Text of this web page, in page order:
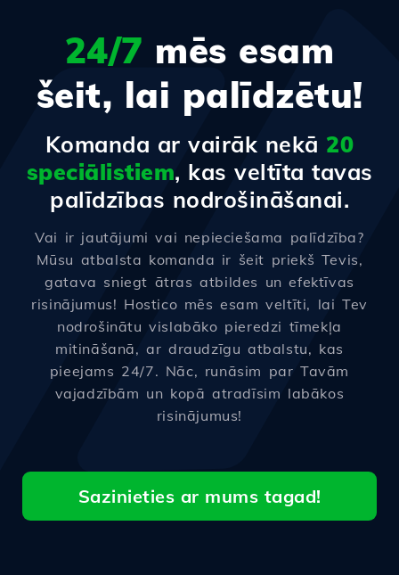
24/7 mēs esam
šeit, lai palīdzētu!
Komanda ar vairāk nekā 20
speciālistiem, kas veltīta tavas
palīdzības nodrošināšanai.
Vai ir jautājumi vai nepieciešama palīdzība?
Mūsu atbalsta komanda ir šeit priekš Tevis,
gatava sniegt ātras atbildes un efektīvas
risinājumus! Hostico mēs esam veltīti, lai Tev
nodrošinātu vislabāko pieredzi tīmekļa
mitināšanā, ar draudzīgu atbalstu, kas
pieejams 24/7. Nāc, runāsim par Tavām
vajadzībām un kopā atradīsim labākos
risinājumus!
Sazinieties ar mums tagad!